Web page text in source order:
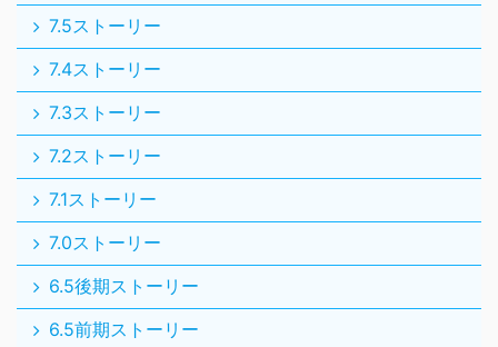
7.5ストーリー
7.4ストーリー
7.3ストーリー
7.2ストーリー
7.1ストーリー
7.0ストーリー
6.5後期ストーリー
6.5前期ストーリー